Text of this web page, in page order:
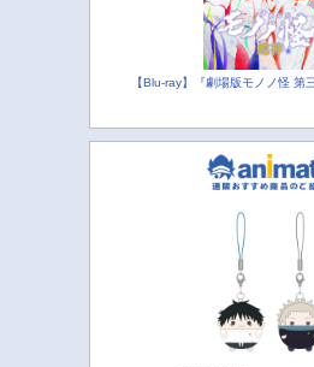
【Blu-ray】『劇場版モノノ怪 第